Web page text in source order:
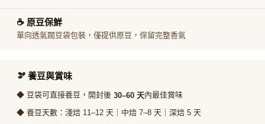
☕ 原豆保鮮
單向透氣閥豆袋包裝，僅提供原豆，保留完整香氣
🫘 養豆與賞味
◆ 豆袋可直接養豆，開封後 30–60 天內最佳賞味
◆ 養豆天數：淺焙 11–12 天｜中焙 7–8 天｜深焙 5 天